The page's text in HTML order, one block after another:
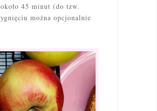
45 minut (do tzw.
można opcjonalnie